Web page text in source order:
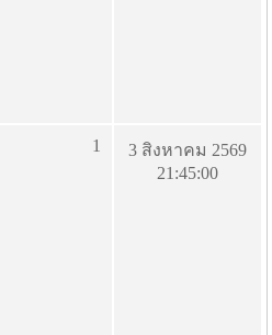
1
3 สิงหาคม 2569
21:45:00